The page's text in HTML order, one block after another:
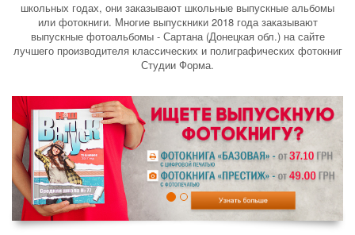
школьных годах, они заказывают школьные выпускные альбомы
или фотокниги. Многие выпускники 2018 года заказывают
выпускные фотоальбомы - Сартана (Донецкая обл.) на сайте
лучшего производителя классических и полиграфических фотокниг
Студии Форма.